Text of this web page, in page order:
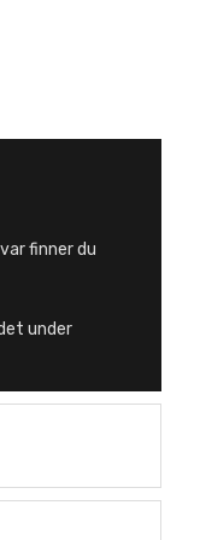
finner du
under